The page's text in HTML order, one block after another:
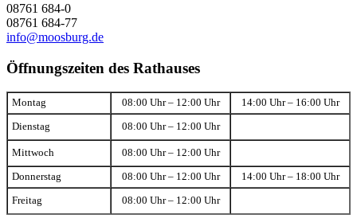
08761 684-0
08761 684-77
info@moosburg.de
Öffnungszeiten des Rathauses
Montag 08:00 Uhr – 12:00 Uhr 14:00 Uhr – 16:00 Uhr
Dienstag 08:00 Uhr – 12:00 Uhr
Mittwoch 08:00 Uhr – 12:00 Uhr
Donnerstag 08:00 Uhr – 12:00 Uhr 14:00 Uhr – 18:00 Uhr
Freitag 08:00 Uhr – 12:00 Uhr